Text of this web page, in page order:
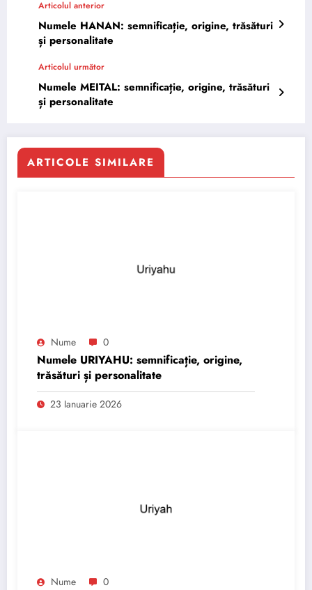
Articolul anterior
Numele HANAN: semnificație, origine, trăsături
și personalitate
Articolul următor
Numele MEITAL: semnificație, origine, trăsături
și personalitate
ARTICOLE SIMILARE
Nume 0
Numele URIYAHU: semnificație, origine,
trăsături și personalitate
23 Ianuarie 2026
Nume 0